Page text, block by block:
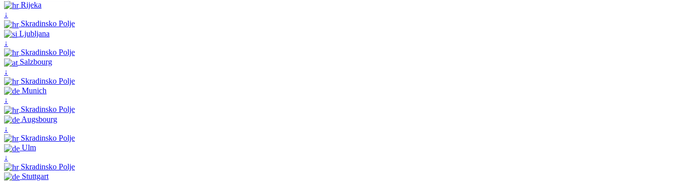
Rijeka
↓
Skradinsko Polje
Ljubljana
↓
Skradinsko Polje
Salzbourg
↓
Skradinsko Polje
Munich
↓
Skradinsko Polje
Augsbourg
↓
Skradinsko Polje
Ulm
↓
Skradinsko Polje
Stuttgart